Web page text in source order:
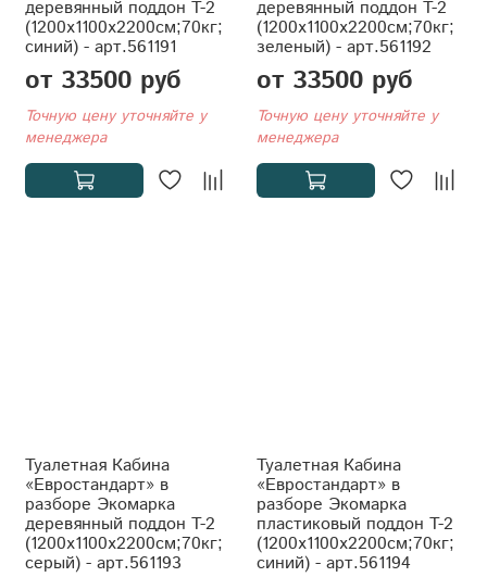
деревянный поддон T-2
(1200x1100x2200см;70кг;
синий) - арт.561191
от 33500 руб
Точную цену уточняйте у
менеджера
деревянный поддон T-2
(1200x1100x2200см;70кг;
зеленый) - арт.561192
от 33500 руб
Точную цену уточняйте у
менеджера
Туалетная Кабина
«Евростандарт» в
разборе Экомарка
деревянный поддон T-2
(1200x1100x2200см;70кг;
серый) - арт.561193
Туалетная Кабина
«Евростандарт» в
разборе Экомарка
пластиковый поддон T-2
(1200x1100x2200см;70кг;
синий) - арт.561194